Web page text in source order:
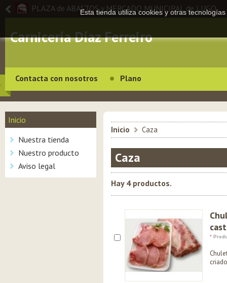
PLAZA de ABASTOS y MERCADO MUNICIPAL de LUGO
Carnicería Díaz Ferreiro
Contacta con nosotros Plano
Inicio
Nuestra tienda
Nuestro producto
Aviso legal
Inicio > Caza
Caza
Hay 4 productos.
*
Esta tienda utiliza cookies y otras